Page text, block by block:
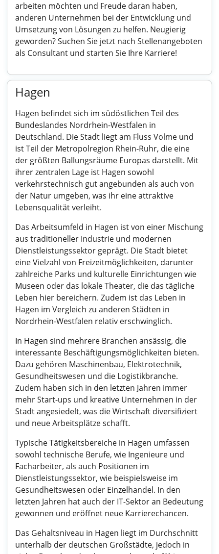
arbeiten möchten und Freude daran haben,
anderen Unternehmen bei der Entwicklung und
Umsetzung von Lösungen zu helfen. Neugierig
geworden? Suchen Sie jetzt nach Stellenangeboten
als Consultant und starten Sie Ihre Karriere!
Hagen
Hagen befindet sich im südöstlichen Teil des
Bundeslandes Nordrhein-Westfalen in
Deutschland. Die Stadt liegt am Fluss Volme und
ist Teil der Metropolregion Rhein-Ruhr, die eine
der größten Ballungsräume Europas darstellt. Mit
ihrer zentralen Lage ist Hagen sowohl
verkehrstechnisch gut angebunden als auch von
der Natur umgeben, was ihr eine attraktive
Lebensqualität verleiht.
Das Arbeitsumfeld in Hagen ist von einer Mischung
aus traditioneller Industrie und modernen
Dienstleistungssektor geprägt. Die Stadt bietet
eine Vielzahl von Freizeitmöglichkeiten, darunter
zahlreiche Parks und kulturelle Einrichtungen wie
Museen oder das lokale Theater, die das tägliche
Leben hier bereichern. Zudem ist das Leben in
Hagen im Vergleich zu anderen Städten in
Nordrhein-Westfalen relativ erschwinglich.
In Hagen sind mehrere Branchen ansässig, die
interessante Beschäftigungsmöglichkeiten bieten.
Dazu gehören Maschinenbau, Elektrotechnik,
Gesundheitswesen und die Logistikbranche.
Zudem haben sich in den letzten Jahren immer
mehr Start-ups und kreative Unternehmen in der
Stadt angesiedelt, was die Wirtschaft diversifiziert
und neue Arbeitsplätze schafft.
Typische Tätigkeitsbereiche in Hagen umfassen
sowohl technische Berufe, wie Ingenieure und
Facharbeiter, als auch Positionen im
Dienstleistungssektor, wie beispielsweise im
Gesundheitswesen oder Einzelhandel. In den
letzten Jahren hat auch der IT-Sektor an Bedeutung
gewonnen und eröffnet neue Karrierechancen.
Das Gehaltsniveau in Hagen liegt im Durchschnitt
unterhalb der deutschen Großstädte, jedoch in